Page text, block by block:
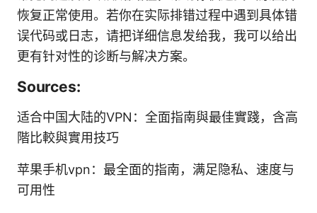
恢复正常使用。若你在实际排错过程中遇到具体错
误代码或日志，请把详细信息发给我，我可以给出
更有针对性的诊断与解决方案。
Sources:
适合中国大陆的VPN：全面指南與最佳實踐，含高
階比較與實用技巧
苹果手机vpn：最全面的指南，满足隐私、速度与
可用性